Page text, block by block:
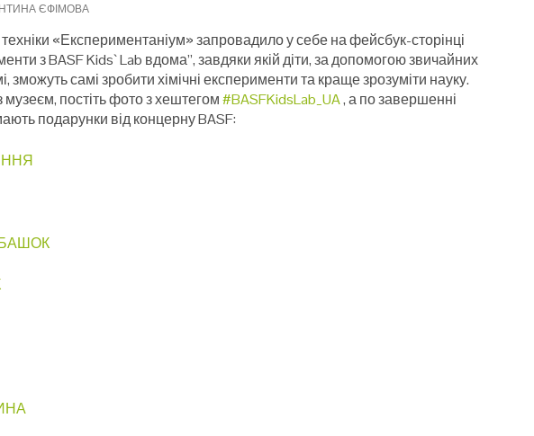
ЄФІМОВА
«Експериментаніум» запровадило у себе на фейсбук-сторінці
з BASF Kids` Lab вдома”, завдяки якій діти, за допомогою звичайних
зможуть самі зробити хімічні експерименти та краще зрозуміти науку.
постіть фото з хештегом#BASFKidsLab_UA, а по завершенні
подарунки від концерну BASF: